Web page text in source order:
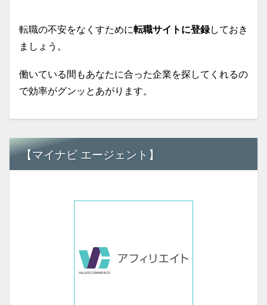
転職の不安をなくすために転職サイトに登録しておき
ましょう。
働いている間もあなたに合った企業を探してくれるの
で効率がグンッとあがります。
【マイナビ エージェント】